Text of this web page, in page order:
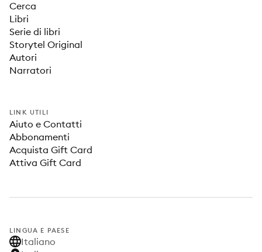
Cerca
Libri
Serie di libri
Storytel Original
Autori
Narratori
LINK UTILI
Aiuto e Contatti
Abbonamenti
Acquista Gift Card
Attiva Gift Card
LINGUA E PAESE
Italiano